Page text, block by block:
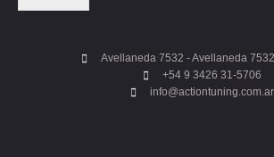
Avellaneda 7532 - Avellaneda
+54 9 3426 31-5706
info@actiontuning.com.ar